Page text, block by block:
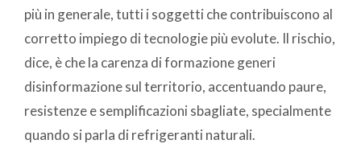
più in generale, tutti i soggetti che contribuiscono al
corretto impiego di tecnologie più evolute. Il rischio,
dice, è che la carenza di formazione generi
disinformazione sul territorio, accentuando paure,
resistenze e semplificazioni sbagliate, specialmente
quando si parla di refrigeranti naturali.